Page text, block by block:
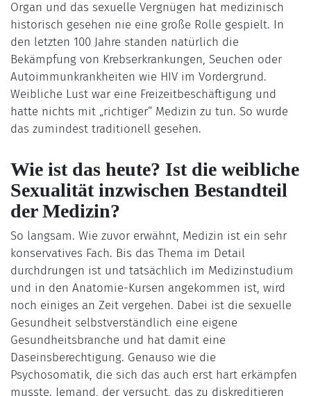
Organ und das sexuelle Vergnügen hat medizinisch
historisch gesehen nie eine große Rolle gespielt. In
den letzten 100 Jahre standen natürlich die
Bekämpfung von Krebserkrankungen, Seuchen oder
Autoimmunkrankheiten wie HIV im Vordergrund.
Weibliche Lust war eine Freizeitbeschäftigung und
hatte nichts mit „richtiger“ Medizin zu tun. So wurde
das zumindest traditionell gesehen.
Wie ist das heute? Ist die weibliche
Sexualität inzwischen Bestandteil
der Medizin?
So langsam. Wie zuvor erwähnt, Medizin ist ein sehr
konservatives Fach. Bis das Thema im Detail
durchdrungen ist und tatsächlich im Medizinstudium
und in den Anatomie-Kursen angekommen ist, wird
noch einiges an Zeit vergehen. Dabei ist die sexuelle
Gesundheit selbstverständlich eine eigene
Gesundheitsbranche und hat damit eine
Daseinsberechtigung. Genauso wie die
Psychosomatik, die sich das auch erst hart erkämpfen
musste. Jemand, der versucht, das zu diskreditieren